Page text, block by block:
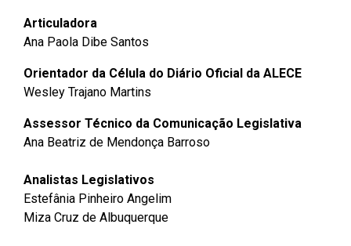
Articuladora
Ana Paola Dibe Santos
Orientador da Célula do Diário Oficial da ALECE
Wesley Trajano Martins
Assessor Técnico da Comunicação Legislativa
Ana Beatriz de Mendonça Barroso
Analistas Legislativos
Estefânia Pinheiro Angelim
Miza Cruz de Albuquerque